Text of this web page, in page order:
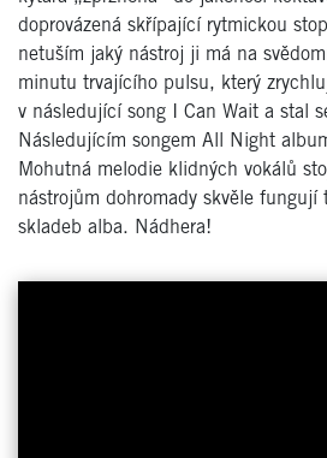
doprovázená skřípající rytmickou
netuším jaký nástroj ji má na
minutu trvajícího pulsu, který
v následující song I Can Wait a stal
Následujícím songem All Night
Mohutná melodie klidných vokálů
nástrojům dohromady skvěle fungují
skladeb alba. Nádhera!